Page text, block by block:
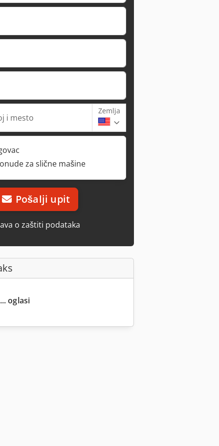
i mesto
Zemlja
za slične mašine
Pošalji upit
o zaštiti podataka
oglasi